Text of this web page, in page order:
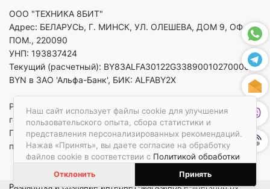
Наш сайт использует файлы cookie для улучшения
пользовательского опыта, сбора статистики и
представления персонализированных рекомендаций.
Нажав «Принять», вы даете согласие на обработку
файлов cookie в соответствии с Политикой обработки
Отклонить Принять
ООО "ТЕХНИКА 8БИТ"
Адрес: БЕЛАРУСЬ, Г. МИНСК, УЛ. ОЛЕШЕВА, ДОМ 9, ОФ. 5,
ПОМ., 220090
УНП: 193837424
Текущий (расчетный): BY83ALFA30122G33890010270000 в
BYN в ЗАО 'Альфа-Банк', БИК: ALFABY2X
Регистрация в торговом реестре от 14.08.2025 Минский
горисполком
По вопросам защиты прав потребителей
приемная:+375173783412
Разработка и создание интернет-магазиновe-linershop.by